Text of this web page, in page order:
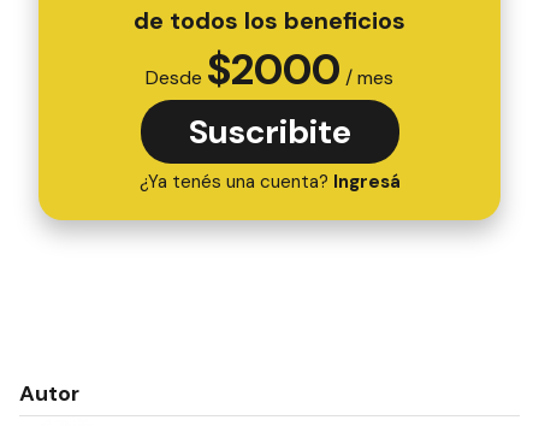
de todos los beneficios
Desde $2000 / mes
Suscribite
¿Ya tenés una cuenta? Ingresá
Autor